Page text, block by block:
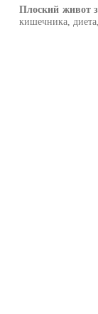
Плоский живот
кишечника,